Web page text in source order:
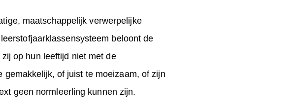
maatschappelijk verwerpelijke
beloont de
op hun leeftijd niet met de
of juist te moeizaam, of zijn
geen normleerling kunnen zijn.